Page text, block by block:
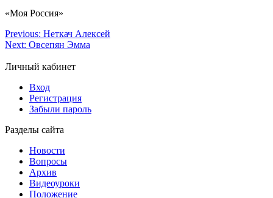
«Моя Россия»
Previous: Неткач Алексей
Next: Овсепян Эмма
Личный кабинет
Вход
Регистрация
Забыли пароль
Разделы сайта
Новости
Вопросы
Архив
Видеоуроки
Положение